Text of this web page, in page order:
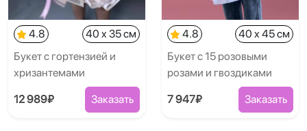
4.8
40 x 35 см
Букет с гортензией и
хризантемами
12 989₽ Заказать
4.8
40 x 45 см
Букет с 15 розовыми
розами и гвоздиками
7 947₽ Заказать